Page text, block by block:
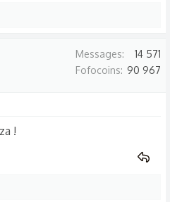
Messages
14 571
Fofocoins 90 967
!